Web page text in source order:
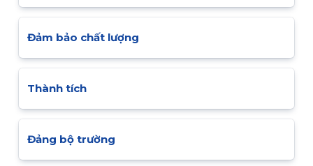
Đảm bảo chất lượng
Thành tích
Đảng bộ trường